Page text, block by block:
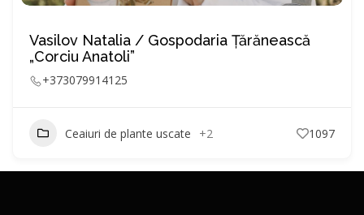
Vasilov Natalia / Gospodaria Ţărănească
„Corciu Anatoli”
+373079914125
Ceaiuri de plante uscate +2 1097